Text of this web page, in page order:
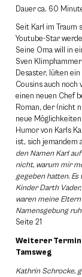
Dauer ca. 60
Seit Karl im Traum
Youtube-Star
Seine Oma will in
Sven
Desaster, lüften
Cousins auch
einen neuen Chef
Roman, der (nicht
neue
Humor von Karls
ist, sich jemandem
den Namen Karl
nicht, warum mir
gegeben hatten.
Kinder Darth
waren meine
Namensgebung
Seite 21
Weiterer Termin:
Tamsweg
Kathrin Schrocke,